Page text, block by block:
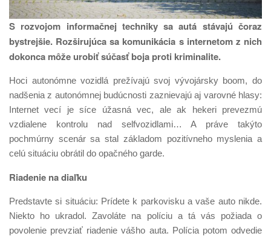
S rozvojom informačnej techniky sa autá stávajú čoraz
bystrejšie. Rozširujúca sa komunikácia s internetom z nich
dokonca môže urobiť súčasť boja proti kriminalite.
Hoci autonómne vozidlá prežívajú svoj vývojársky boom, do
nadšenia z autonómnej budúcnosti zaznievajú aj varovné hlasy:
Internet vecí je síce úžasná vec, ale ak hekeri prevezmú
vzdialene kontrolu nad selfvozidlami… A práve takýto
pochmúrny scenár sa stal základom pozitívneho myslenia a
celú situáciu obrátil do opačného garde.
Riadenie na diaľku
Predstavte si situáciu: Prídete k parkovisku a vaše auto nikde.
Niekto ho ukradol. Zavoláte na políciu a tá vás požiada o
povolenie prevziať riadenie vášho auta. Polícia potom odvedie